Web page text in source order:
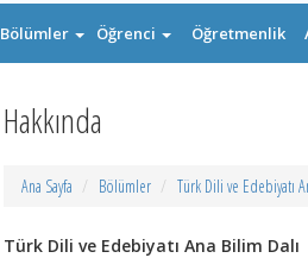
Bölümler Öğrenci Öğretmenlik
Hakkında
Ana Sayfa Bölümler Türk Dili ve Edebiyatı
Türk Dili ve Edebiyatı Ana Bilim Dalı